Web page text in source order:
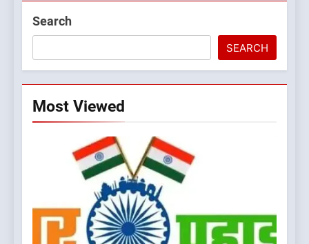
Search
SEARCH
Most Viewed
5
दिल्ली की कोर ग्रुप बैठक में भाजपा